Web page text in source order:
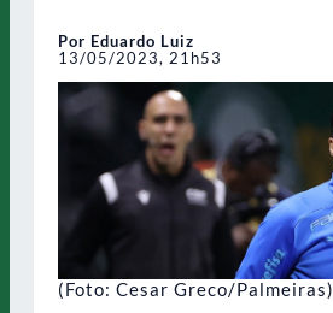
Por Eduardo Luiz
13/05/2023, 21h53
(Foto: Cesar Greco/Palmeiras)